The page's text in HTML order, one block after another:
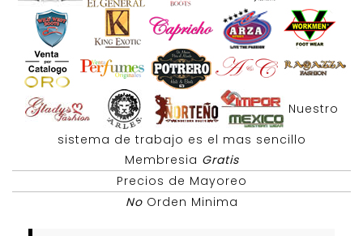
Nuestro
sistema de trabajo es el mas sencillo
Membresia Gratis
Precios de Mayoreo
NoOrden Minima